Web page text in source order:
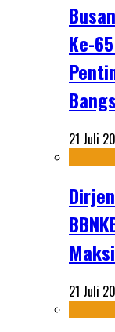
Ke-
21 Juli
21 Juli